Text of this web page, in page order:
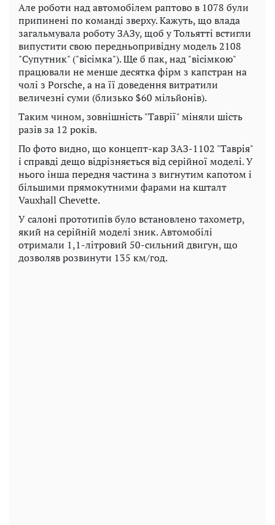
Але роботи над автомобілем раптово в 1078 були
припинені по команді зверху. Кажуть, що влада
загальмувала роботу ЗАЗу, щоб у Тольятті встигли
випустити свою передньопривідну модель 2108
"Супутник" ("вісімка"). Ще б пак, над "вісімкою"
працювали не менше десятка фірм з капстран на
чолі з Porsche, а на її доведення витратили
величезні суми (близько $60 мільйонів).
Таким чином, зовнішність "Таврії" міняли шість
разів за 12 років.
По фото видно, що концепт-кар ЗАЗ-1102 "Таврія"
і справді дещо відрізняється від серійної моделі. У
нього інша передня частина з вигнутим капотом і
більшими прямокутними фарами на кшталт
Vauxhall Chevette.
У салоні прототипів було встановлено тахометр,
який на серійній моделі зник. Автомобілі
отримали 1,1-літровий 50-сильний двигун, що
дозволяв розвинути 135 км/год.